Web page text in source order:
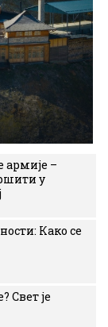
–
у
Како се
Свет је